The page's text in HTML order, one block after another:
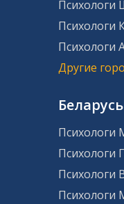
Психологи
Психологи
Психологи
Другие
Беларусь
Психологи
Психологи
Психологи
Психологи